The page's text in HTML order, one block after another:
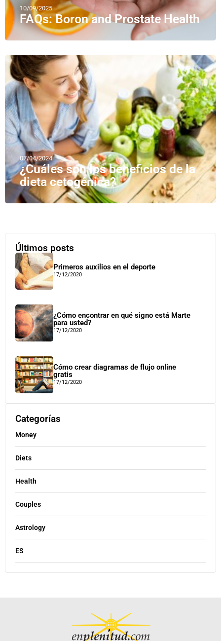
10/09/2025
FAQs: Boron and Prostate Health
07/04/2024
¿Cuáles son los beneficios de la
dieta cetogénica?
Últimos posts
Primeros auxilios en el deporte
17/12/2020
¿Cómo encontrar en qué signo está Marte
para usted?
17/12/2020
Cómo crear diagramas de flujo online
gratis
17/12/2020
Categorías
Money
Diets
Health
Couples
Astrology
ES